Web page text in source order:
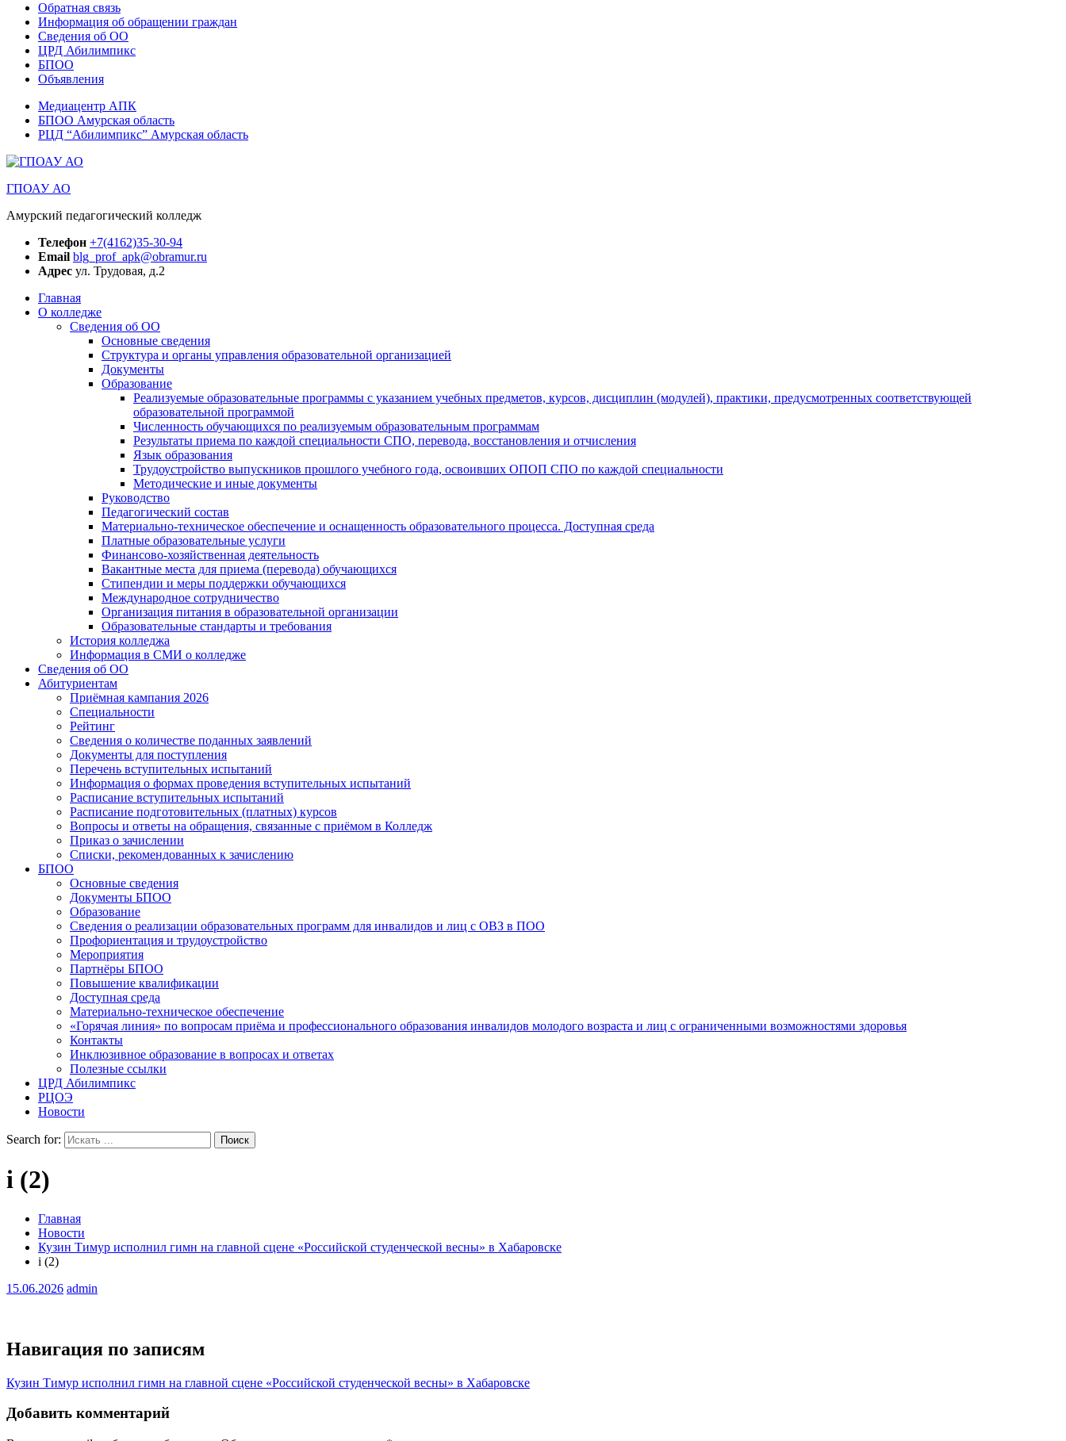
Обратная связь
Информация об обращении граждан
Сведения об ОО
ЦРД Абилимпикс
БПОО
Объявления
Медиацентр АПК
БПОО Амурская область
РЦД “Абилимпикс” Амурская область
ГПОАУ АО
Амурский педагогический колледж
Телефон +7(4162)35-30-94
Email blg_prof_apk@obramur.ru
Адрес ул. Трудовая, д.2
Главная
О колледже
Сведения об ОО
Основные сведения
Структура и органы управления образовательной организацией
Документы
Образование
Реализуемые образовательные программы с указанием учебных предметов, курсов, дисциплин (модулей), практики, предусмотренных соответствующей
образовательной программой
Численность обучающихся по реализуемым образовательным программам
Результаты приема по каждой специальности СПО, перевода, восстановления и отчисления
Язык образования
Трудоустройство выпускников прошлого учебного года, освоивших ОПОП СПО по каждой специальности
Методические и иные документы
Руководство
Педагогический состав
Материально-техническое обеспечение и оснащенность образовательного процесса. Доступная среда
Платные образовательные услуги
Финансово-хозяйственная деятельность
Вакантные места для приема (перевода) обучающихся
Стипендии и меры поддержки обучающихся
Международное сотрудничество
Организация питания в образовательной организации
Образовательные стандарты и требования
История колледжа
Информация в СМИ о колледже
Сведения об ОО
Абитуриентам
Приёмная кампания 2026
Специальности
Рейтинг
Сведения о количестве поданных заявлений
Документы для поступления
Перечень вступительных испытаний
Информация о формах проведения вступительных испытаний
Расписание вступительных испытаний
Расписание подготовительных (платных) курсов
Вопросы и ответы на обращения, связанные с приёмом в Колледж
Приказ о зачислении
Списки, рекомендованных к зачислению
БПОО
Основные сведения
Документы БПОО
Образование
Сведения о реализации образовательных программ для инвалидов и лиц с ОВЗ в ПОО
Профориентация и трудоустройство
Мероприятия
Партнёры БПОО
Повышение квалификации
Доступная среда
Материально-техническое обеспечение
«Горячая линия» по вопросам приёма и профессионального образования инвалидов молодого возраста и лиц с ограниченными возможностями здоровья
Контакты
Инклюзивное образование в вопросах и ответах
Полезные ссылки
ЦРД Абилимпикс
РЦОЭ
Новости
Search for:
i (2)
Главная
Новости
Кузин Тимур исполнил гимн на главной сцене «Российской студенческой весны» в Хабаровске
i (2)
15.06.2026 admin
Навигация по записям
Кузин Тимур исполнил гимн на главной сцене «Российской студенческой весны» в Хабаровске
Добавить комментарий